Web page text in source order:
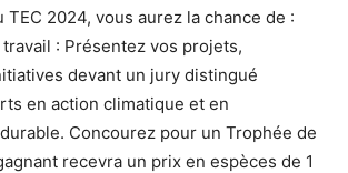
TEC 2024, vous aurez la chance de :
: Présentez vos projets,
devant un jury distingué
en action climatique et en
Concourez pour un Trophée de
recevra un prix en espèces de 1